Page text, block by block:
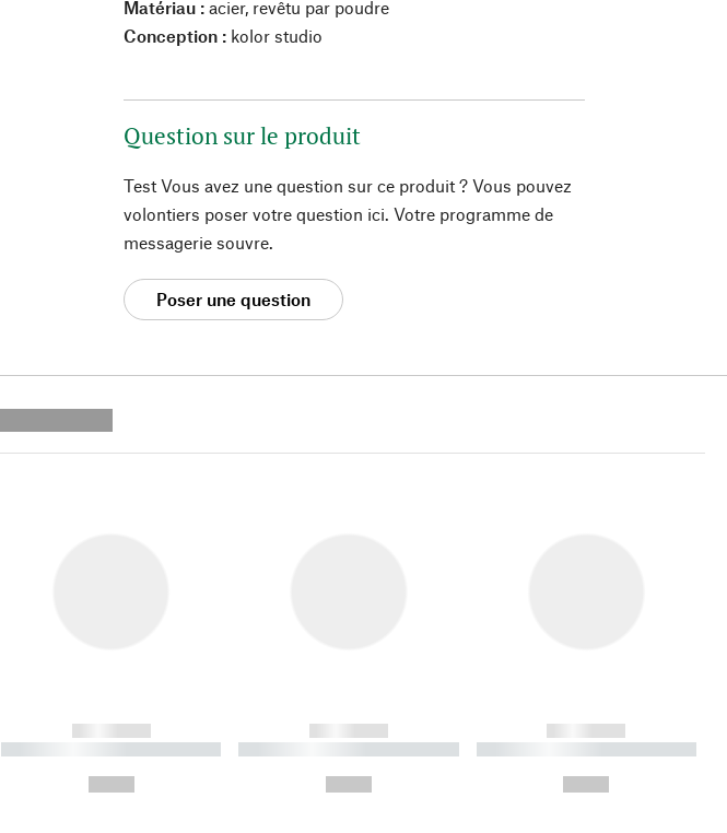
Matériau : acier, revêtu par poudre
Conception : kolor studio
Question sur le produit
Test Vous avez une question sur ce produit ? Vous pouvez
volontiers poser votre question ici. Votre programme de
messagerie souvre.
Poser une question
------------
----------- ----------- ----------
------------
----------- ----------- ----------
------------
----------- ----------- ----------